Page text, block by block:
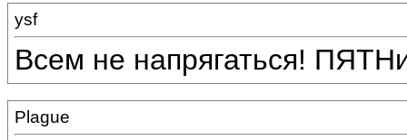
ysf
Всем не напрягаться!
Plague